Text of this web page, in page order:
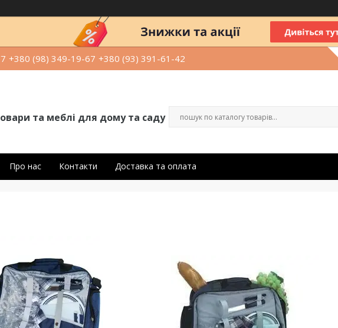
+380 (98) 349-19-67 +380 (93) 391-61-42
та меблі для дому та саду
Про нас Контакти Доставка та оплата